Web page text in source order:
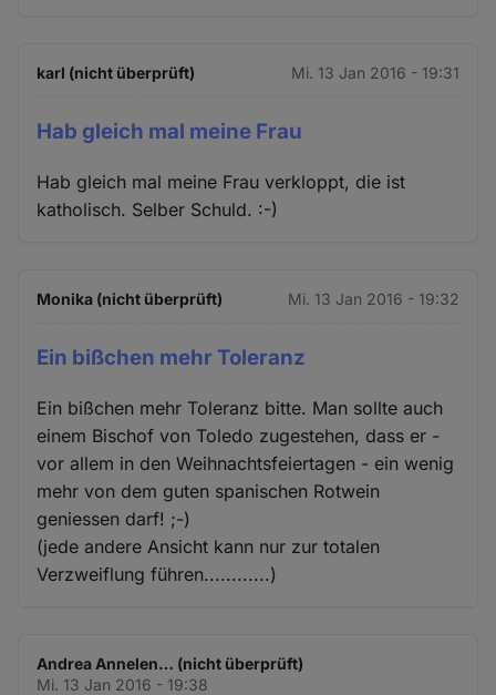
karl (nicht überprüft) Mi. 13 Jan 2016 - 19:31
Hab gleich mal meine Frau
Hab gleich mal meine Frau verkloppt, die ist
katholisch. Selber Schuld. :-)
Monika (nicht überprüft) Mi. 13 Jan 2016 - 19:32
Ein bißchen mehr Toleranz
Ein bißchen mehr Toleranz bitte. Man sollte auch
einem Bischof von Toledo zugestehen, dass er -
vor allem in den Weihnachtsfeiertagen - ein wenig
mehr von dem guten spanischen Rotwein
geniessen darf! ;-)
(jede andere Ansicht kann nur zur totalen
Verzweiflung führen............)
Andrea Annelen… (nicht überprüft)
Mi. 13 Jan 2016 - 19:38